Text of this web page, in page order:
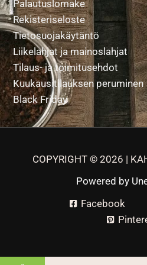
Palautuslomake
Rekisteriseloste
Tietosuojakäytäntö
Liikelahjat ja mainoslahjat
Tilaus- ja toimitusehdot
Kuukausitilauksen peruminen
Black Friday
COPYRIGHT © 2026 |
Powered by
Facebook